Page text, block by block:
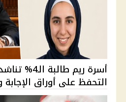
أسرة ريم
التحفظ على أوراق